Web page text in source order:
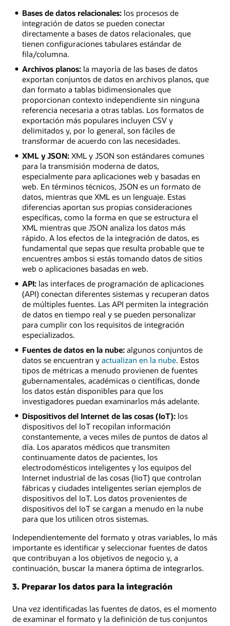
Bases de datos relacionales:los procesos de
integración de datos se pueden conectar
directamente a bases de datos relacionales, que
tienen configuraciones tabulares estándar de
fila/columna.
Archivos planos:la mayoría de las bases de datos
exportan conjuntos de datos en archivos planos, que
dan formato a tablas bidimensionales que
proporcionan contexto independiente sin ninguna
referencia necesaria a otras tablas. Los formatos de
exportación más populares incluyen CSV y
delimitados y, por lo general, son fáciles de
transformar de acuerdo con las necesidades.
XML y JSON:XML y JSON son estándares comunes
para la transmisión moderna de datos,
especialmente para aplicaciones web y basadas en
web. En términos técnicos, JSON es un formato de
datos, mientras que XML es un lenguaje. Estas
diferencias aportan sus propias consideraciones
específicas, como la forma en que se estructura el
XML mientras que JSON analiza los datos más
rápido. A los efectos de la integración de datos, es
fundamental que sepas que resulta probable que te
encuentres ambos si estás tomando datos de sitios
web o aplicaciones basadas en web.
API:las interfaces de programación de aplicaciones
(API) conectan diferentes sistemas y recuperan datos
de múltiples fuentes. Las API permiten la integración
de datos en tiempo real y se pueden personalizar
para cumplir con los requisitos de integración
especializados.
Fuentes de datos en la nube:algunos conjuntos de
datos se encuentran y actualizan en la nube. Estos
tipos de métricas a menudo provienen de fuentes
gubernamentales, académicas o científicas, donde
los datos están disponibles para que los
investigadores puedan examinarlos más adelante.
Dispositivos del Internet de las cosas (IoT):los
dispositivos del IoT recopilan información
constantemente, a veces miles de puntos de datos al
día. Los aparatos médicos que transmiten
continuamente datos de pacientes, los
electrodomésticos inteligentes y los equipos del
Internet industrial de las cosas (IioT) que controlan
fábricas y ciudades inteligentes serían ejemplos de
dispositivos del IoT. Los datos provenientes de
dispositivos del IoT se cargan a menudo en la nube
para que los utilicen otros sistemas.
Independientemente del formato y otras variables, lo más
importante es identificar y seleccionar fuentes de datos
que contribuyan a los objetivos de negocio y, a
continuación, buscar la manera óptima de integrarlos.
3. Preparar los datos para la integración
Una vez identificadas las fuentes de datos, es el momento
de examinar el formato y la definición de tus conjuntos